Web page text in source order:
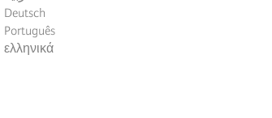
Deutsch
Português
ελληνικά